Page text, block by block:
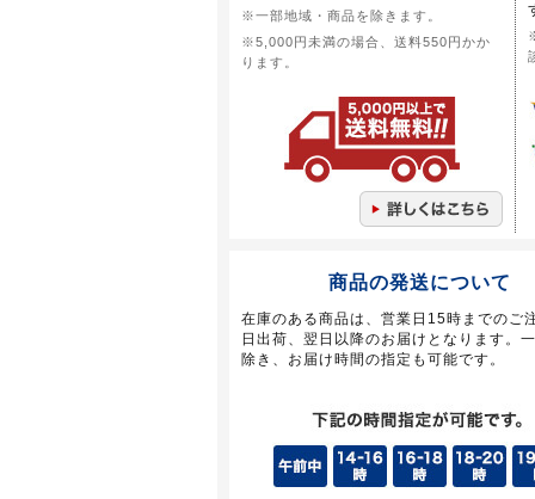
※一部地域・商品を除きます。
※5,000円未満の場合、送料550円かか
ります。
商品の発送について
在庫のある商品は、営業日15時までのご
日出荷、翌日以降のお届けとなります。
除き、お届け時間の指定も可能です。